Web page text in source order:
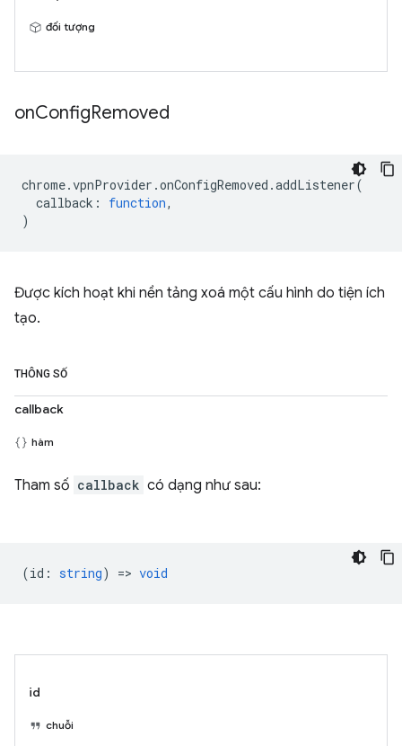
đối tượng
onConfigRemoved
chrome.vpnProvider .onConfigRemoved .addListener(
callback : function,
)
Được kích hoạt khi nền tảng xoá một cấu hình do tiện ích
tạo.
THÔNG SỐ
callback
hàm
Tham số callback có dạng như sau:
(id : string) => void
id
chuỗi